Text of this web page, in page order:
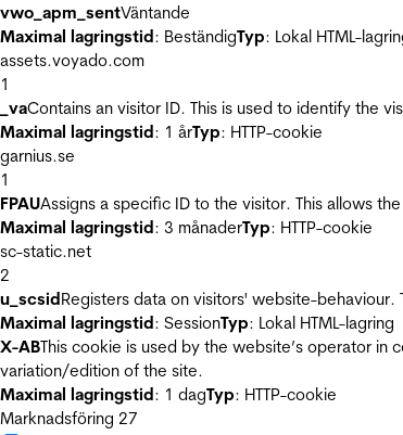
vwo_apm_sentVäntande
Maximal lagringstid: BeständigTyp: Lokal HTML-
assets.voyado.com
1
_vaContains an visitor ID. This is used to identify the
Maximal lagringstid: 1 årTyp: HTTP-cookie
garnius.se
1
FPAUAssigns a specific ID to the visitor. This allows
Maximal lagringstid: 3 månaderTyp: HTTP-cookie
sc-static.net
2
u_scsidRegisters data on visitors' website-behaviour.
Maximal lagringstid: SessionTyp: Lokal HTML-lagring
X-ABThis cookie is used by the website’s operator
variation/edition of the site.
Maximal lagringstid: 1 dagTyp: HTTP-cookie
Marknadsföring 27